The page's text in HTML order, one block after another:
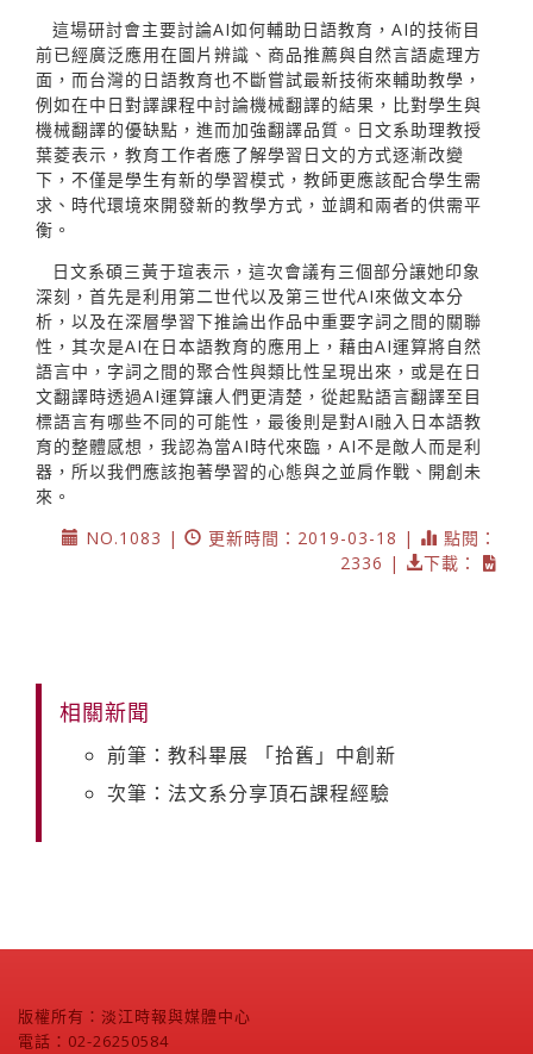
這場研討會主要討論AI如何輔助日語教育，AI的技術目
前已經廣泛應用在圖片辨識、商品推薦與自然言語處理方
面，而台灣的日語教育也不斷嘗試最新技術來輔助教學，
例如在中日對譯課程中討論機械翻譯的結果，比對學生與
機械翻譯的優缺點，進而加強翻譯品質。日文系助理教授
葉菱表示，教育工作者應了解學習日文的方式逐漸改變
下，不僅是學生有新的學習模式，教師更應該配合學生需
求、時代環境來開發新的教學方式，並調和兩者的供需平
衡。
日文系碩三黃于瑄表示，這次會議有三個部分讓她印象
深刻，首先是利用第二世代以及第三世代AI來做文本分
析，以及在深層學習下推論出作品中重要字詞之間的關聯
性，其次是AI在日本語教育的應用上，藉由AI運算將自然
語言中，字詞之間的聚合性與類比性呈現出來，或是在日
文翻譯時透過AI運算讓人們更清楚，從起點語言翻譯至目
標語言有哪些不同的可能性，最後則是對AI融入日本語教
育的整體感想，我認為當AI時代來臨，AI不是敵人而是利
器，所以我們應該抱著學習的心態與之並肩作戰、開創未
來。
NO.1083 |
更新時間：2019-03-18 |
點閱：
2336 |
下載：
相關新聞
前筆：教科畢展 「拾舊」中創新
次筆：法文系分享頂石課程經驗
版權所有：淡江時報與媒體中心
電話：02-26250584